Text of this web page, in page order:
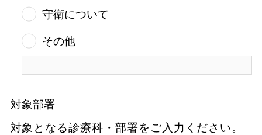
守衛について
その他
対象部署
対象となる診療科・部署をご入力ください。